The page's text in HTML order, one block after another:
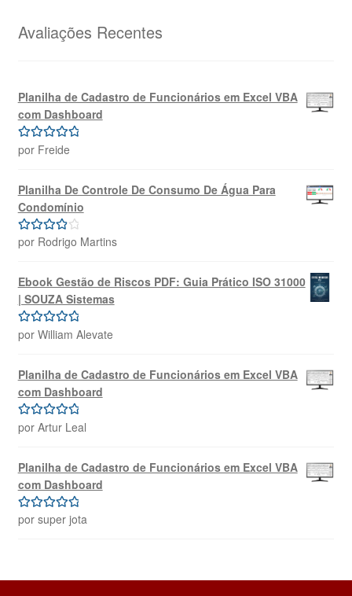
R$69,99.R$39,99.
Avaliações Recentes
Planilha de Cadastro de Funcionários em Excel VBA
com Dashboard
Avaliação5
por Freide
Planilha De Controle De Consumo De Água Para
Condomínio
Avaliação
por Rodrigo Martins
Ebook Gestão de Riscos PDF: Guia Prático ISO 31000
| SOUZA Sistemas
Avaliação5
por William Alevate
Planilha de Cadastro de Funcionários em Excel VBA
com Dashboard
Avaliação 5
por Artur Leal
Planilha de Cadastro de Funcionários em Excel VBA
com Dashboard
Avaliação5
por super jota